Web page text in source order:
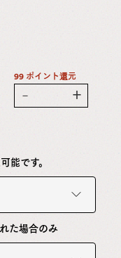
99 ポイント還元
－ ＋
能です。
た場合のみ